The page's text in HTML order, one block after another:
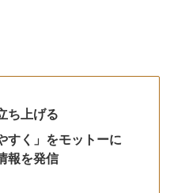
ち上げる
すく」をモットーに
報を発信